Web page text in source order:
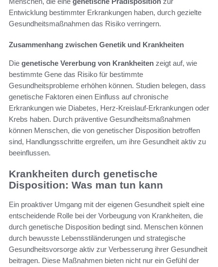
Entwicklung bestimmter Erkrankungen haben, durch gezielte
Gesundheitsmaßnahmen das Risiko verringern.
Zusammenhang zwischen Genetik und Krankheiten
Die genetische Vererbung von Krankheiten zeigt auf, wie
bestimmte Gene das Risiko für bestimmte
Gesundheitsprobleme erhöhen können. Studien belegen, dass
genetische Faktoren einen Einfluss auf chronische
Erkrankungen wie Diabetes, Herz-Kreislauf-Erkrankungen oder
Krebs haben. Durch präventive Gesundheitsmaßnahmen
können Menschen, die von genetischer Disposition betroffen
sind, Handlungsschritte ergreifen, um ihre Gesundheit aktiv zu
beeinflussen.
Krankheiten durch genetische
Disposition: Was man tun kann
Ein proaktiver Umgang mit der eigenen Gesundheit spielt eine
entscheidende Rolle bei der Vorbeugung von Krankheiten, die
durch genetische Disposition bedingt sind. Menschen können
durch bewusste Lebensstiländerungen und strategische
Gesundheitsvorsorge aktiv zur Verbesserung ihrer Gesundheit
beitragen. Diese Maßnahmen bieten nicht nur ein Gefühl der